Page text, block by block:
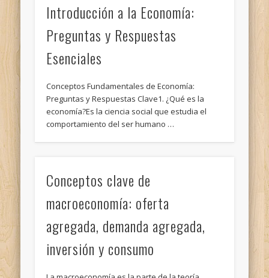
Introducción a la Economía:
Preguntas y Respuestas
Esenciales
Conceptos Fundamentales de Economía:
Preguntas y Respuestas Clave1. ¿Qué es la
economía?Es la ciencia social que estudia el
comportamiento del ser humano …
Conceptos clave de
macroeconomía: oferta
agregada, demanda agregada,
inversión y consumo